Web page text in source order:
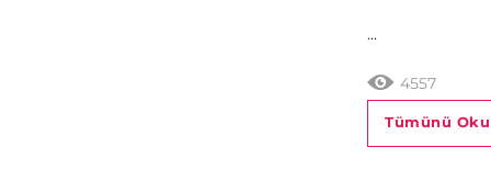
...
4557
Tümünü Oku